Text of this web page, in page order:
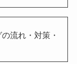
流れ・対策・